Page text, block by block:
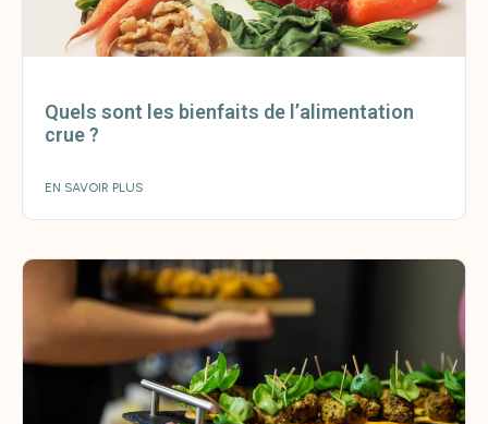
Quels sont les bienfaits de l’alimentation
crue ?
EN SAVOIR PLUS